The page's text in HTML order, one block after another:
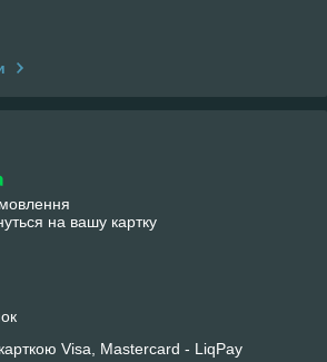
на вашу картку
Visa, Mastercard - LiqPay